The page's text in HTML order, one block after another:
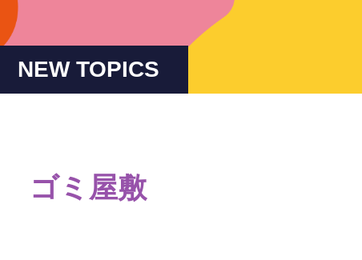
NEW TOPICS
ゴミ屋敷